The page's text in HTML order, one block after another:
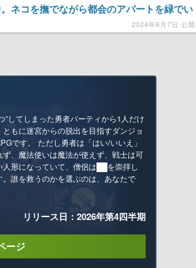
ネコを撫でながら都会のアパートを緑でい
2024年6月7日 公開
”してしまった勇者パーティから1人だけ
ともに迷宮からの脱出を目指すダンジョ
です。 ただし勇者は「はい/いいえ」
ず、魔法使いは魔法が使えず、戦士は可
人形になっていて、僧侶は██を崇拝し
。誰を救うのかを選ぶのは、あなたで
リリース日：2026年第4四半期
ージ